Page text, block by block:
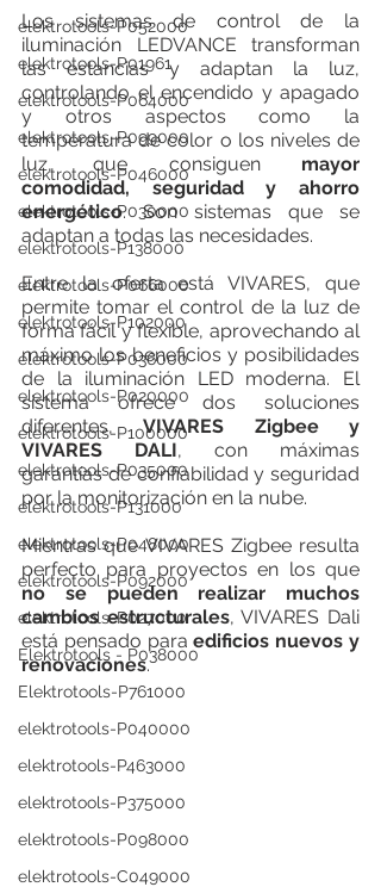
elektrotools-P052000
elektrotools-P01961
elektrotools-P064000
elektrotools-P099000
elektrotools-P046000
elektrotools-P030000
elektrotools-P138000
elektrotools-P066000
elektrotools-P102000
elektrotools-P036000
elektrotools-P020000
elektrotools-P100000
elektrotools-P035000
elektrotools-P131000
elektrotools-P048000
elektrotools-P092000
elektrotools-P027000
Elektrotools - P038000
Elektrotools-P761000
elektrotools-P040000
elektrotools-P463000
elektrotools-P375000
elektrotools-P098000
elektrotools-C049000
Los sistemas de control de la
iluminación LEDVANCE transforman
las estancias y adaptan la luz,
controlando el encendido y apagado
y otros aspectos como la
temperatura de color o los niveles de
luz, que consiguen mayor
comodidad, seguridad y ahorro
energético. Son sistemas que se
adaptan a todas las necesidades.
Entre la oferta está VIVARES, que
permite tomar el control de la luz de
forma fácil y flexible, aprovechando al
máximo los beneficios y posibilidades
de la iluminación LED moderna. El
sistema ofrece dos soluciones
diferentes, VIVARES Zigbee y
VIVARES DALI, con máximas
garantías de confiabilidad y seguridad
por la monitorización en la nube.
Mientras que VIVARES Zigbee resulta
no se pueden realizar muchos
cambios estructurales, VIVARES Dali
está pensado para edificios nuevos y
renovaciones.